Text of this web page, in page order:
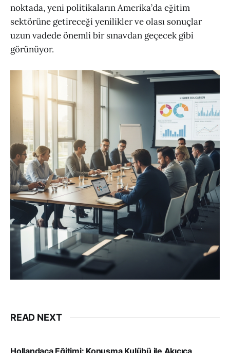
noktada, yeni politikaların Amerika’da eğitim
sektörüne getireceği yenilikler ve olası sonuçlar
uzun vadede önemli bir sınavdan geçecek gibi
görünüyor.
READ NEXT
Hollandaca Eğitimi: Konuşma Kulübü ile Akıcıca